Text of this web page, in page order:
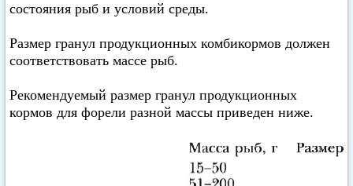
состояния рыб и условий среды.
Размер гранул продукционных комбикормов должен
соответствовать массе рыб.
Рекомендуемый размер гранул продукционных
кормов для форели разной массы приведен ниже.